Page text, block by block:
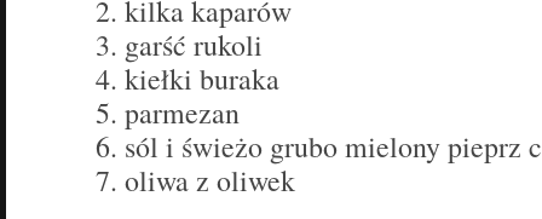
kilka kaparów
garść rukoli
kiełki buraka
parmezan
sól i świeżo grubo mielony pieprz
oliwa z oliwek